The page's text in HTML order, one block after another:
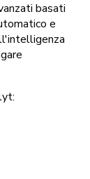
basati
e